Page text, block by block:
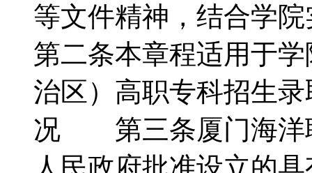
等文件精神，结合
第二条本章程适用于
治区）高职专科招生
况 第三条厦门海洋
人民政府批准设立的